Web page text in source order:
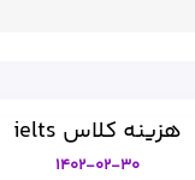
ﻫﺰﯾﻨﻪ کلاس ielts
1402-02-30